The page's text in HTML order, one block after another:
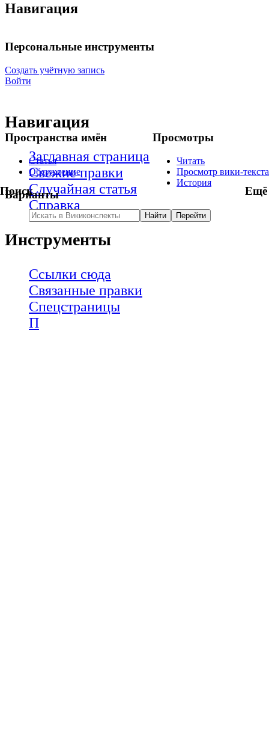
Навигация
Персональные инструменты
Создать учётную запись
Войти
Пространства имён
Статья
Обсуждение
Варианты
Просмотры
Читать
Просмотр вики-текста
История
Ещё
Поиск
Навигация
Заглавная страница
Свежие правки
Случайная статья
Справка
Инструменты
Ссылки сюда
Связанные правки
Спецстраницы
П